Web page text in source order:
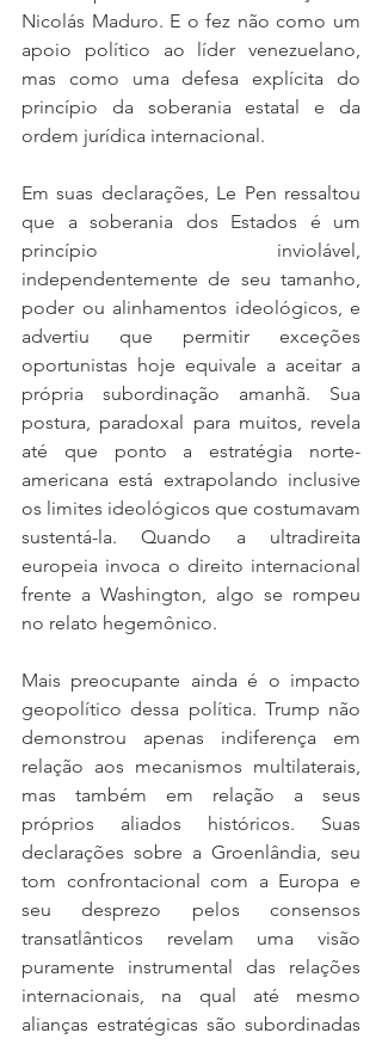
Nicolás Maduro. E o fez não como um
apoio político ao líder venezuelano,
mas como uma defesa explícita do
princípio da soberania estatal e da
ordem jurídica internacional.
Em suas declarações, Le Pen ressaltou
que a soberania dos Estados é um
princípio inviolável,
independentemente de seu tamanho,
poder ou alinhamentos ideológicos, e
advertiu que permitir exceções
oportunistas hoje equivale a aceitar a
própria subordinação amanhã. Sua
postura, paradoxal para muitos, revela
até que ponto a estratégia norte-
americana está extrapolando inclusive
os limites ideológicos que costumavam
sustentá-la. Quando a ultradireita
europeia invoca o direito internacional
frente a Washington, algo se rompeu
no relato hegemônico.
Mais preocupante ainda é o impacto
geopolítico dessa política. Trump não
demonstrou apenas indiferença em
relação aos mecanismos multilaterais,
mas também em relação a seus
próprios aliados históricos. Suas
declarações sobre a Groenlândia, seu
tom confrontacional com a Europa e
seu desprezo pelos consensos
transatlânticos revelam uma visão
puramente instrumental das relações
internacionais, na qual até mesmo
alianças estratégicas são subordinadas